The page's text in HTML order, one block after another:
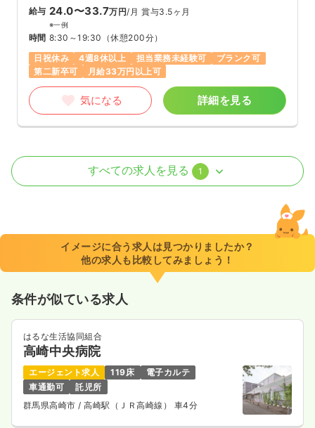
給与 24.0〜33.7万円/月 賞与3.5ヶ月
※一例
時間 8:30～19:30 （休憩200分）
日祝休み
4週8休以上 担当業務未経験可
ブランク可
第二新卒可
月給33万円以上可
気になる 詳細を見る
訪問診療 正・准看護師
8:30～17:30（休憩60分）
日祝休み
4週8休以上 月給33万円以上可
気になる
すべての求人を見る 1
イメージに合う求人は見つかりましたか？
他の求人も比較してみましょう！
条件が似ている求人
はるな生活協同組合
高崎中央病院
エージェント求人 119床
電子カルテ
車通勤可
託児所
群馬県高崎市 / 高崎駅（ＪＲ高崎線） 車4分